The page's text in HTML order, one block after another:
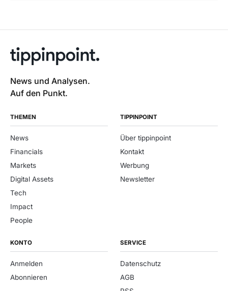
News und Analysen.
Auf den Punkt.
THEMEN
News
Financials
Markets
Digital Assets
Tech
Impact
People
TIPPINPOINT
Über tippinpoint
Kontakt
Werbung
Newsletter
KONTO
Anmelden
Abonnieren
SERVICE
Datenschutz
AGB